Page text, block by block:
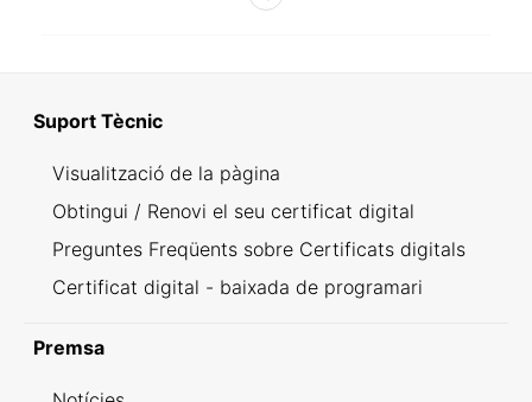
Suport Tècnic
Visualització de la pàgina
Obtingui / Renovi el seu certificat digital
Preguntes Freqüents sobre Certificats digitals
Certificat digital - baixada de programari
Premsa